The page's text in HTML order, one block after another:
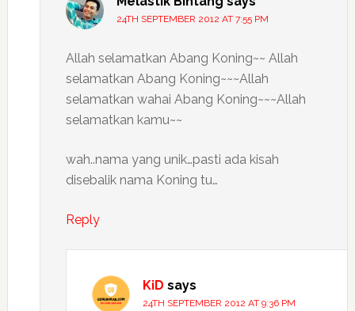
24TH SEPTEMBER 2012 AT 7:55 PM
Allah selamatkan Abang Koning~~ Allah
selamatkan Abang Koning~~~Allah
selamatkan wahai Abang Koning~~~Allah
selamatkan kamu~~
wah..nama yang unik…pasti ada kisah
disebalik nama Koning tu…
Reply
KiD says
24TH SEPTEMBER 2012 AT 9:36 PM